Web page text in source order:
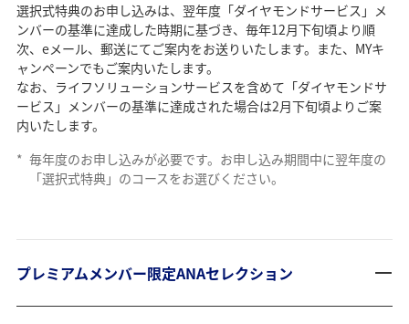
選択式特典のお申し込みは、翌年度「ダイヤモンドサービス」メ
ンバーの基準に達成した時期に基づき、毎年12月下旬頃より順
次、eメール、郵送にてご案内をお送りいたします。また、MYキ
ャンペーンでもご案内いたします。
なお、ライフソリューションサービスを含めて「ダイヤモンドサ
ービス」メンバーの基準に達成された場合は2月下旬頃よりご案
内いたします。
* 毎年度のお申し込みが必要です。お申し込み期間中に翌年度の
「選択式特典」のコースをお選びください。
プレミアムメンバー限定ANAセレクション